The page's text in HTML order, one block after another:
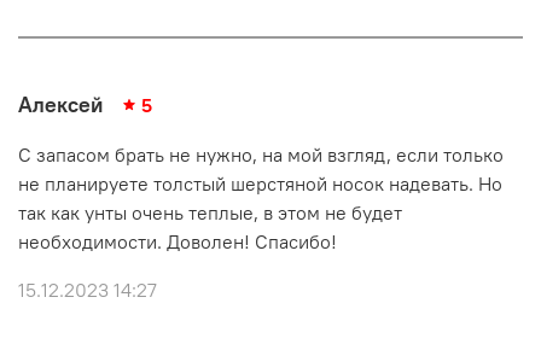
Алексей 5
С запасом брать не нужно, на мой взгляд, если только
не планируете толстый шерстяной носок надевать. Но
так как унты очень теплые, в этом не будет
необходимости. Доволен! Спасибо!
15.12.2023 14:27